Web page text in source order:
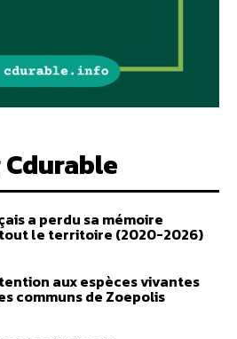
Cdurable
a perdu sa mémoire
le territoire (2020-2026)
aux espèces vivantes
communs de Zoepolis